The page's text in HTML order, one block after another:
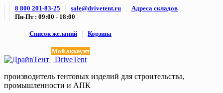
Skip8 800 201-83-25 sale@drivetent.ru
Адреса складов
Пн-Пт : 09:00 - 18:00
Список желаний Корзина
Мой аккаунт
производитель тентовых изделий для строительства,
промышленности и АПК